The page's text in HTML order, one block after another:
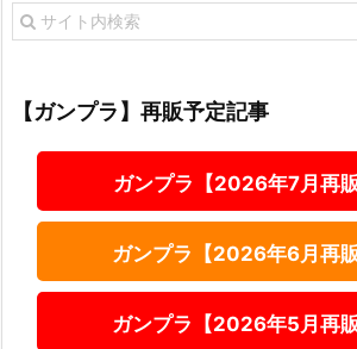
【ガンプラ】再販予定記事
ガンプラ【2026年7月再
ガンプラ【2026年6月再
ガンプラ【2026年5月再